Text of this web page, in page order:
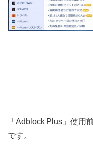
「Adblock Plus」使用
です。